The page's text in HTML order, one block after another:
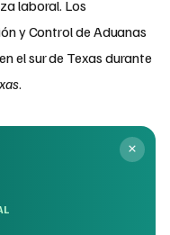
laboral. Los
y Control de Aduanas
el sur de Texas durante
.